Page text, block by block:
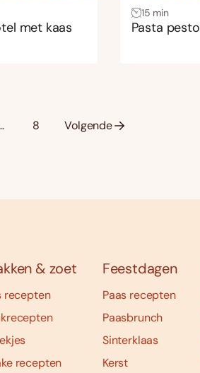
met kaas
15 min
Pasta pesto
8 Volgende
& zoet
recepten
recepten
Feestdagen
Paas recepten
Paasbrunch
Sinterklaas
Kerst